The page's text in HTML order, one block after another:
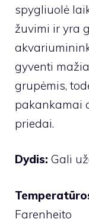
spygliuolė
žuvimi ir yra
gyventi
grupėmis,
pakankamai
priedai.
Dydis: Gali
Farenheito